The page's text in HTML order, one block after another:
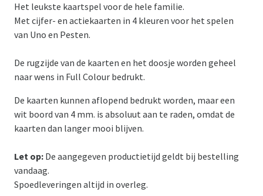
Het leukste kaartspel voor de hele familie.
Met cijfer- en actiekaarten in 4 kleuren voor het spelen
van Uno en Pesten.
De rugzijde van de kaarten en het doosje worden geheel
naar wens in Full Colour bedrukt.
De kaarten kunnen aflopend bedrukt worden, maar een
wit boord van 4 mm. is absoluut aan te raden, omdat de
kaarten dan langer mooi blijven.
Let op: De aangegeven productietijd geldt bij bestelling
vandaag.
Spoedleveringen altijd in overleg.